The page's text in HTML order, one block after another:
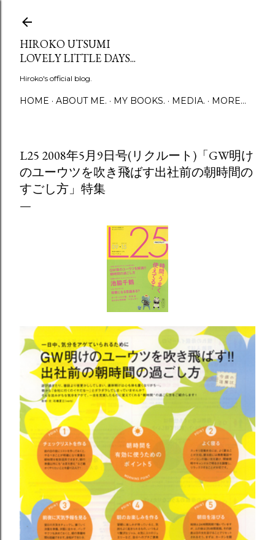
HIROKO UTSUMI
LOVELY LITTLE DAYS...
Hiroko's official blog.
HOME ABOUT ME. MY BOOKS. MEDIA. MORE…
L25 2008年5月9日号(リクルート)「GW明け
のユーウツを吹き飛ばす出社前の朝時間の
すごし方」特集